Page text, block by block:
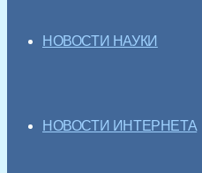
НОВОСТИ НАУКИ
НОВОСТИ ИНТЕРНЕТА